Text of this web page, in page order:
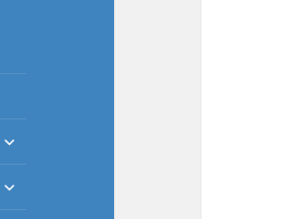
expande
menú
expande